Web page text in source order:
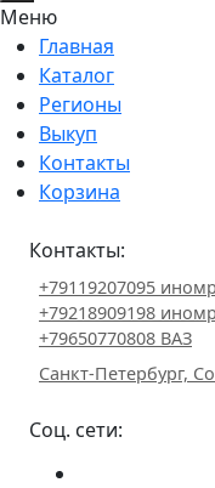
Меню
Главная
Каталог
Регионы
Выкуп
Контакты
Корзина
Контакты:
+79119207095
+79218909198
+79650770808 ВАЗ
Санкт-Петербург,
Соц. сети: